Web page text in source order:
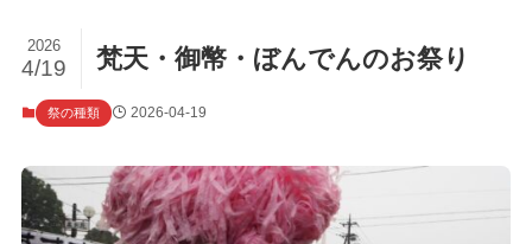
梵天・御幣・ぼんでんのお祭り
2026
4/19
祭の種類 2026-04-19